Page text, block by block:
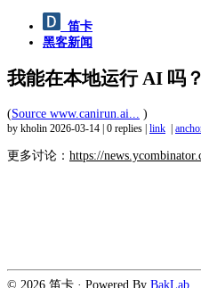
笛卡
黑客新闻
我能在本地运行 AI 吗？
(Source www.canirun.ai... )
by kholin 2026-03-14 0 replies link
更多讨论： https://
© 2026 笛卡 · Powered By BakLab